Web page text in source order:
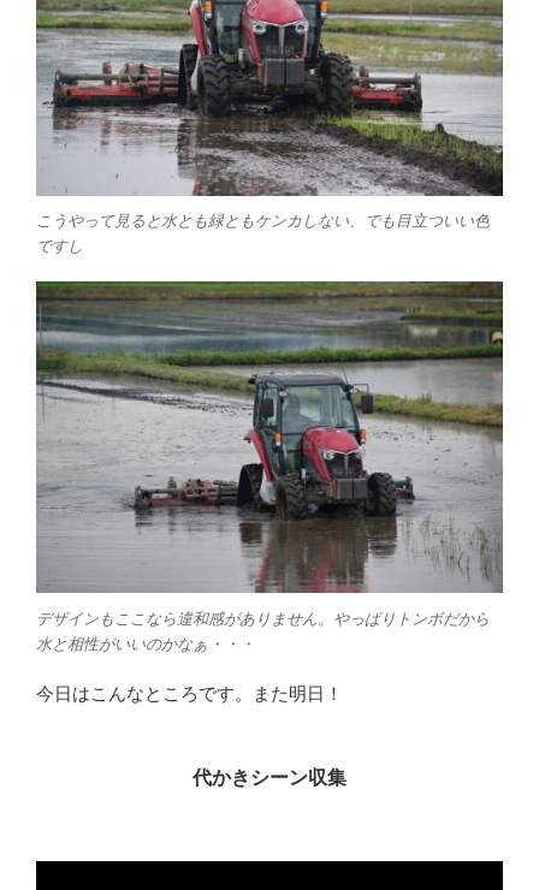
こうやって見ると水とも緑ともケンカしない、でも目立ついい色
ですし
デザインもここなら違和感がありません。やっぱりトンボだから
水と相性がいいのかなぁ・・・
今日はこんなところです。また明日！
代かきシーン収集